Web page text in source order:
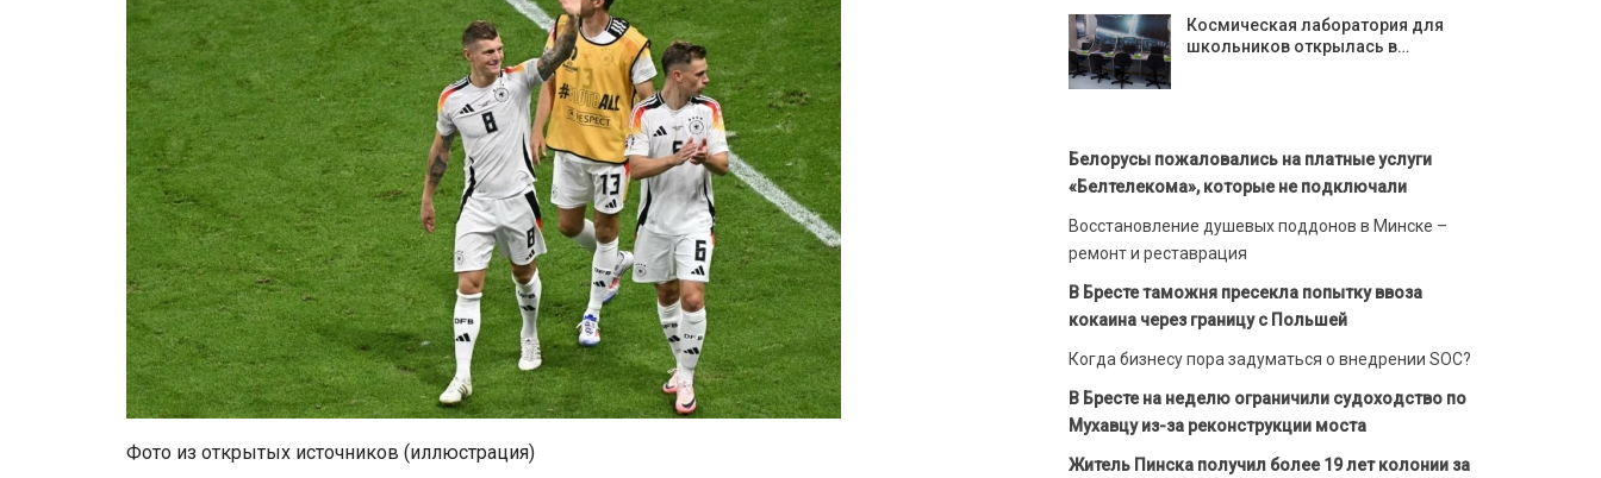
Фото из открытых источников (иллюстрация)
Космическая лаборатория для
школьников открылась в…
Белорусы пожаловались на платные услуги
«Белтелекома», которые не подключали
Восстановление душевых поддонов в Минске –
ремонт и реставрация
В Бресте таможня пресекла попытку ввоза
кокаина через границу с Польшей
Когда бизнесу пора задуматься о внедрении SOC?
В Бресте на неделю ограничили судоходство по
Мухавцу из-за реконструкции моста
Житель Пинска получил более 19 лет колонии за